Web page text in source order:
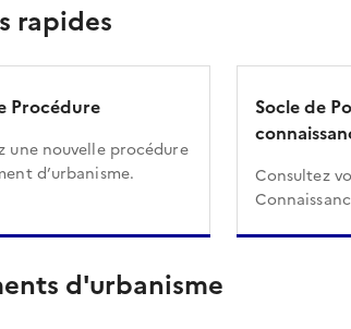
rapides
Procédure
une nouvelle procédure
d’urbanisme.
Socle de
Consultez
d'urbanisme